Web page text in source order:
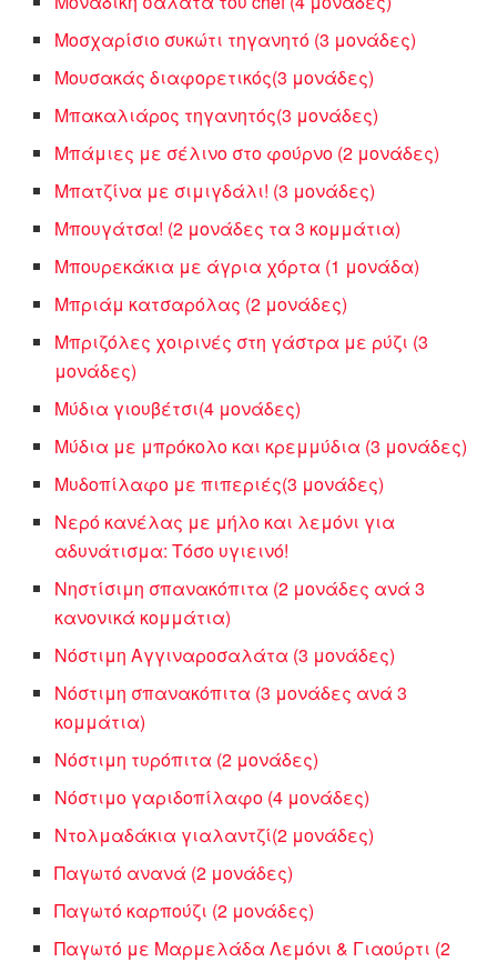
Μοσχαρίσιο συκώτι τηγανητό (3 μονάδες)
Μουσακάς διαφορετικός(3 μονάδες)
Μπακαλιάρος τηγανητός(3 μονάδες)
Μπάμιες με σέλινο στο φούρνο (2 μονάδες)
Μπατζίνα με σιμιγδάλι! (3 μονάδες)
Μπουγάτσα! (2 μονάδες τα 3 κομμάτια)
Μπουρεκάκια με άγρια χόρτα (1 μονάδα)
Μπριάμ κατσαρόλας (2 μονάδες)
Μπριζόλες χοιρινές στη γάστρα με ρύζι (3
μονάδες)
Μύδια γιουβέτσι(4 μονάδες)
Μύδια με μπρόκολο και κρεμμύδια (3 μονάδες)
Μυδοπίλαφο με πιπεριές(3 μονάδες)
Νερό κανέλας με μήλο και λεμόνι για
αδυνάτισμα: Τόσο υγιεινό!
Νηστίσιμη σπανακόπιτα (2 μονάδες ανά 3
κανονικά κομμάτια)
Νόστιμη Αγγιναροσαλάτα (3 μονάδες)
Νόστιμη σπανακόπιτα (3 μονάδες ανά 3
κομμάτια)
Νόστιμη τυρόπιτα (2 μονάδες)
Νόστιμο γαριδοπίλαφο (4 μονάδες)
Ντολμαδάκια γιαλαντζί(2 μονάδες)
Παγωτό ανανά (2 μονάδες)
Παγωτό καρπούζι (2 μονάδες)
Παγωτό με Μαρμελάδα Λεμόνι & Γιαούρτι (2